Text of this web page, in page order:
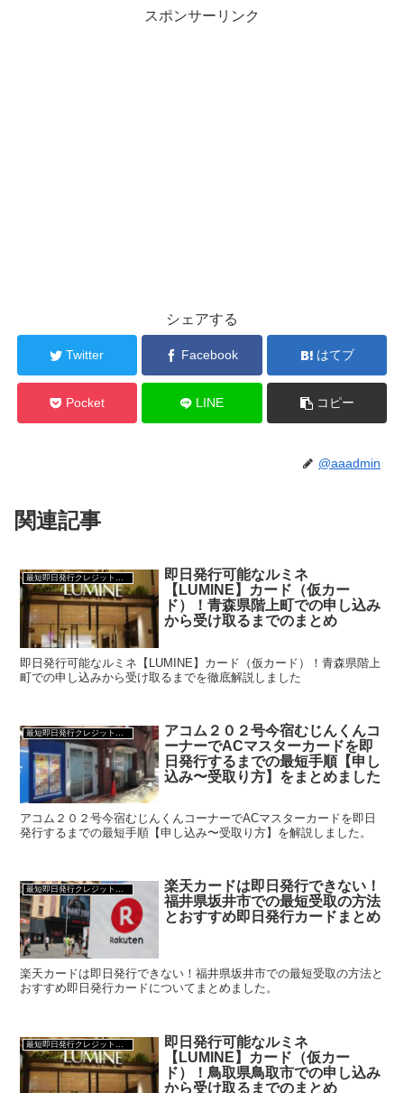
スポンサーリンク
シェアする
Twitter Facebook はてブ
Pocket LINE コピー
@aaadmin
関連記事
最短即日発行クレジットカード
即日発行可能なルミネ
【LUMINE】カード（仮カー
ド）！青森県階上町での申し込み
から受け取るまでのまとめ
即日発行可能なルミネ【LUMINE】カード（仮カード）！青森県階上
町での申し込みから受け取るまでを徹底解説しました
最短即日発行クレジットカード
アコム２０２号今宿むじんくんコ
ーナーでACマスターカードを即
日発行するまでの最短手順【申し
込み〜受取り方】をまとめました
アコム２０２号今宿むじんくんコーナーでACマスターカードを即日
発行するまでの最短手順【申し込み〜受取り方】を解説しました。
楽天カードは即日発行できない！
福井県坂井市での最短受取の方法
とおすすめ即日発行カードまとめ
楽天カードは即日発行できない！福井県坂井市での最短受取の方法と
おすすめ即日発行カードについてまとめました。
最短即日発行クレジットカード
即日発行可能なルミネ
【LUMINE】カード（仮カー
ド）！鳥取県鳥取市での申し込み
から受け取るまでのまとめ